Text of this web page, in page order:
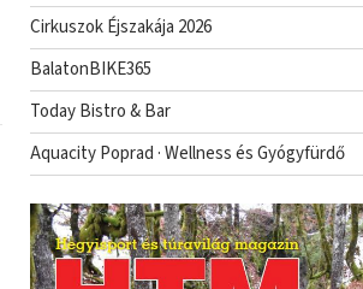
Cirkuszok Éjszakája 2026
BalatonBIKE365
Today Bistro & Bar
Aquacity Poprad · Wellness és Gyógyfürdő